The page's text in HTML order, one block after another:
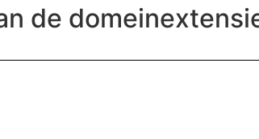
de